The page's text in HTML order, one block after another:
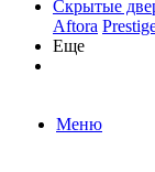
Скрытые
Aftora
Еще
Меню